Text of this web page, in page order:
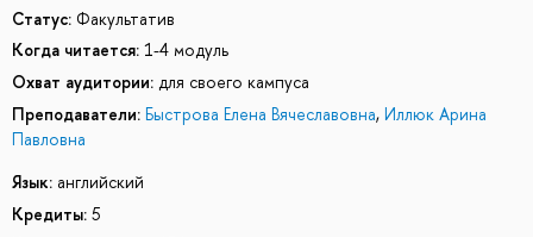
Статус: Факультатив
Когда читается: 1-4 модуль
Охват аудитории: для своего кампуса
Преподаватели: Быстрова Елена Вячеславовна, Иллюк Арина
Павловна
Язык: английский
Кредиты: 5